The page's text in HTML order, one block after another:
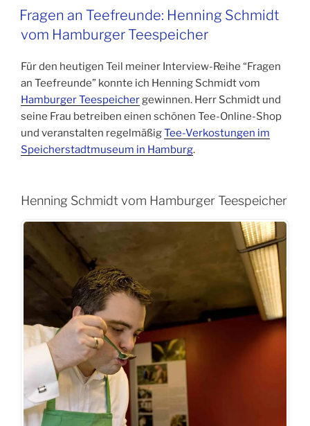
Zimmermann
von
Teealternative.de“
Fragen an Teefreunde: Henning Schmidt
vom Hamburger Teespeicher
Für den heutigen Teil meiner Interview-Reihe “Fragen
an Teefreunde” konnte ich Henning Schmidt vom
Hamburger Teespeichergewinnen. Herr Schmidt und
seine Frau betreiben einen schönen Tee-Online-Shop
und veranstalten regelmäßigTee-Verkostungen im
Speicherstadtmuseum in Hamburg.
Henning Schmidt vom Hamburger Teespeicher